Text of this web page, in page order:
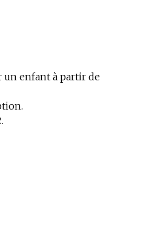
un enfant à partir de